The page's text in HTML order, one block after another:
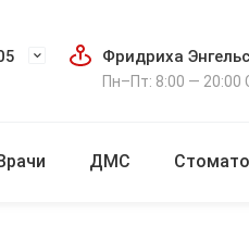
Фридриха
Пн–Пт: 8:00 — 20:00
ДМС